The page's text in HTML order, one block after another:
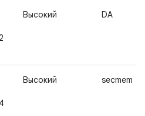
Высокий DA
Высокий secmem